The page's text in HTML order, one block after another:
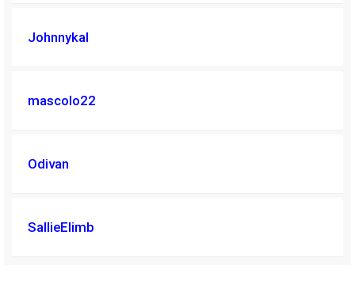
Johnnykal
mascolo22
Odivan
SallieElimb